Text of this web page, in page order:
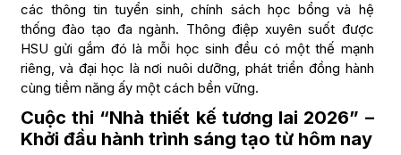
các thông tin tuyển sinh, chính sách học bổng và hệ
thống đào tạo đa ngành. Thông điệp xuyên suốt được
HSU gửi gắm đó là mỗi học sinh đều có một thế mạnh
riêng, và đại học là nơi nuôi dưỡng, phát triển đồng hành
cùng tiềm năng ấy một cách bền vững.
Cuộc thi “Nhà thiết kế tương lai 2026” –
Khởi đầu hành trình sáng tạo từ hôm nay